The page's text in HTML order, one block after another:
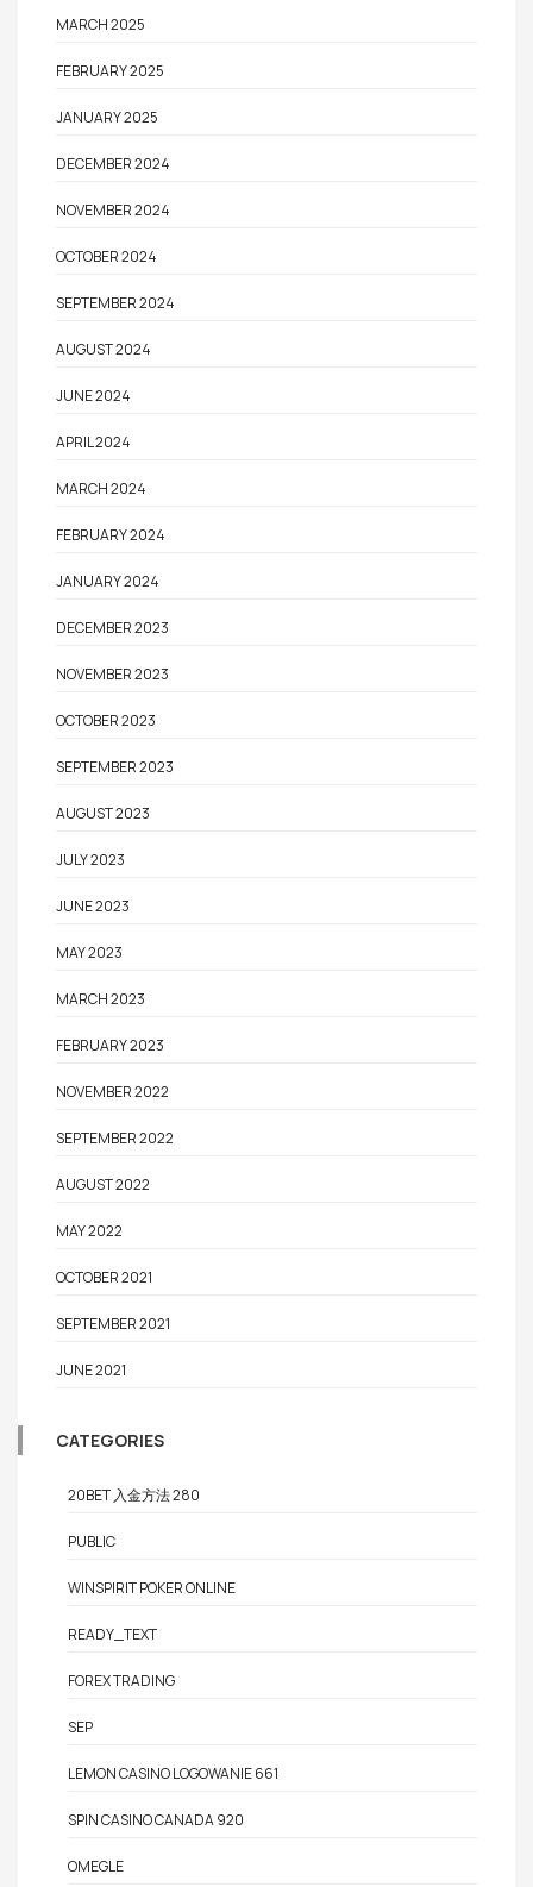
MARCH 2025
FEBRUARY 2025
JANUARY 2025
DECEMBER 2024
NOVEMBER 2024
OCTOBER 2024
SEPTEMBER 2024
AUGUST 2024
JUNE 2024
APRIL 2024
MARCH 2024
FEBRUARY 2024
JANUARY 2024
DECEMBER 2023
NOVEMBER 2023
OCTOBER 2023
SEPTEMBER 2023
AUGUST 2023
JULY 2023
JUNE 2023
MAY 2023
MARCH 2023
FEBRUARY 2023
NOVEMBER 2022
SEPTEMBER 2022
AUGUST 2022
MAY 2022
OCTOBER 2021
SEPTEMBER 2021
JUNE 2021
CATEGORIES
20BET 入金方法 280
PUBLIC
WINSPIRIT POKER ONLINE
READY_TEXT
FOREX TRADING
SEP
LEMON CASINO LOGOWANIE 661
SPIN CASINO CANADA 920
OMEGLE